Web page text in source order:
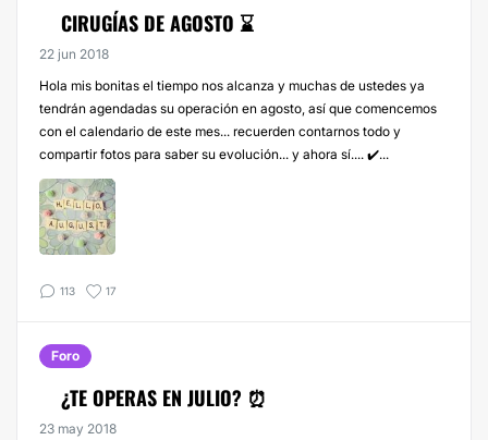
CIRUGÍAS DE AGOSTO ⌛
22 jun 2018
Hola mis bonitas el tiempo nos alcanza y muchas de ustedes ya
tendrán agendadas su operación en agosto, así que comencemos
con el calendario de este mes... recuerden contarnos todo y
compartir fotos para saber su evolución... y ahora sí.... ✔️...
113 17
Foro
¿TE OPERAS EN JULIO? ⏰
23 may 2018